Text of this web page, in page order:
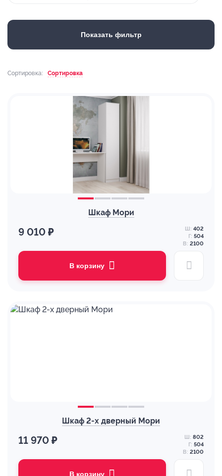
Показать фильтр
Сортировка: Сортировка
Шкаф Мори
9 010 ₽ Ш: 402
Г: 504
В: 2100
В корзину
Шкаф 2-х дверный Мори
11 970 ₽ Ш: 802
Г: 504
В: 2100
В корзину